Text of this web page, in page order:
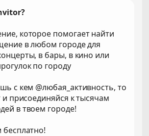
которое помогает найти
в любом городе для
в бары, в кино или
по городу
с кем @любая_активность, то
присоединяйся к тысячам
в твоем городе!
бесплатно!